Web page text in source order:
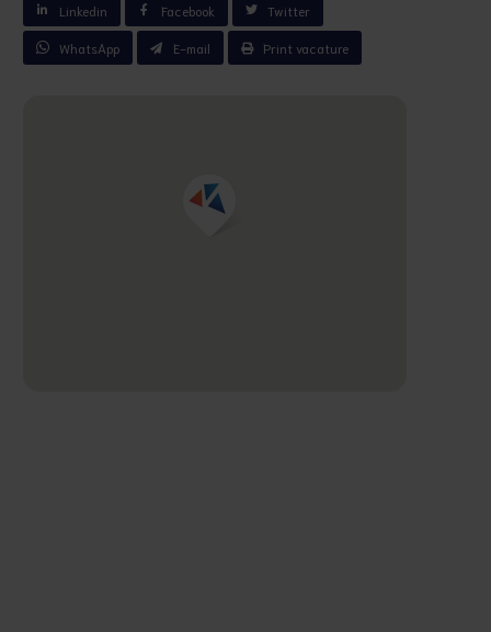
Linkedin Facebook Twitter
WhatsApp E-mail Print vacature